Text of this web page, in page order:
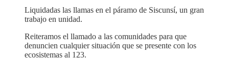
Liquidadas las llamas en el páramo de Siscunsí, un gran
trabajo en unidad.
Reiteramos el llamado a las comunidades para que
denuncien cualquier situación que se presente con los
ecosistemas al 123.